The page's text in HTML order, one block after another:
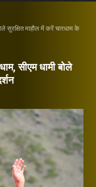
सुरक्षित माहौल में करें चारधाम के
सीएम धामी बोले